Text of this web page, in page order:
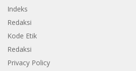
Indeks
Redaksi
Kode Etik
Redaksi
Privacy Policy